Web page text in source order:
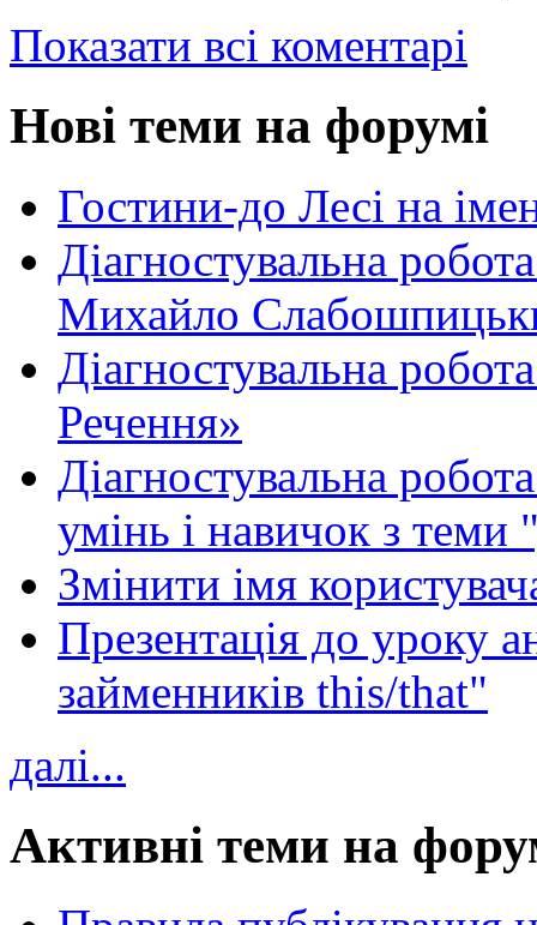
Показати всі коментарі
Нові теми на форумі
Гостини-до Лесі на
Діагностувальна
Михайло
Діагностувальна
Речення»
Діагностувальна
умінь і навичок з теми
Змінити імя
Презентація до уроку
займенників this/that"
далі...
Активні теми на